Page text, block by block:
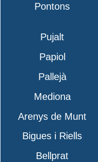
Pontons
Pujalt
Papiol
Pallejà
Mediona
Arenys de Munt
Bigues i Riells
Bellprat